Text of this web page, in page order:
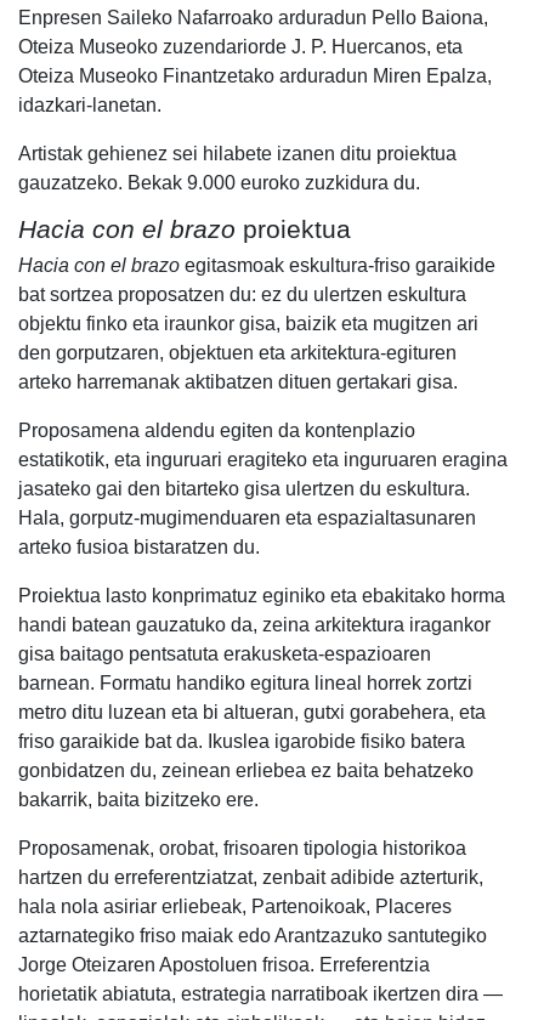
Enpresen Saileko Nafarroako arduradun Pello Baiona,
Oteiza Museoko zuzendariorde J. P. Huercanos, eta
Oteiza Museoko Finantzetako arduradun Miren Epalza,
idazkari-lanetan.
Artistak gehienez sei hilabete izanen ditu proiektua
gauzatzeko. Bekak 9.000 euroko zuzkidura du.
Hacia con el brazo proiektua
Hacia con el brazo egitasmoak eskultura-friso garaikide
bat sortzea proposatzen du: ez du ulertzen eskultura
objektu finko eta iraunkor gisa, baizik eta mugitzen ari
den gorputzaren, objektuen eta arkitektura-egituren
arteko harremanak aktibatzen dituen gertakari gisa.
Proposamena aldendu egiten da kontenplazio
estatikotik, eta inguruari eragiteko eta inguruaren eragina
jasateko gai den bitarteko gisa ulertzen du eskultura.
Hala, gorputz-mugimenduaren eta espazialtasunaren
arteko fusioa bistaratzen du.
Proiektua lasto konprimatuz eginiko eta ebakitako horma
handi batean gauzatuko da, zeina arkitektura iragankor
gisa baitago pentsatuta erakusketa-espazioaren
barnean. Formatu handiko egitura lineal horrek zortzi
metro ditu luzean eta bi altueran, gutxi gorabehera, eta
friso garaikide bat da. Ikuslea igarobide fisiko batera
gonbidatzen du, zeinean erliebea ez baita behatzeko
bakarrik, baita bizitzeko ere.
Proposamenak, orobat, frisoaren tipologia historikoa
hartzen du erreferentziatzat, zenbait adibide azterturik,
hala nola asiriar erliebeak, Partenoikoak, Placeres
aztarnategiko friso maiak edo Arantzazuko santutegiko
Jorge Oteizaren Apostoluen frisoa. Erreferentzia
horietatik abiatuta, estrategia narratiboak ikertzen dira —